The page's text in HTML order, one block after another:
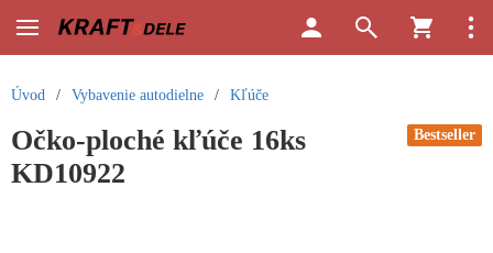
Úvod / Vybavenie autodielne / Kľúče
Bestseller
Očko-ploché kľúče 16ks
KD10922